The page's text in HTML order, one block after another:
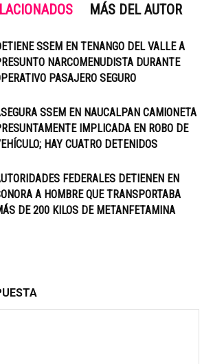
MÁS DEL AUTOR
SSEM EN TENANGO DEL VALLE A
NARCOMENUDISTA DURANTE
PASAJERO SEGURO
SSEM EN NAUCALPAN CAMIONETA
IMPLICADA EN ROBO DE
HAY CUATRO DETENIDOS
FEDERALES DETIENEN EN
A HOMBRE QUE TRANSPORTABA
DE 200 KILOS DE METANFETAMINA